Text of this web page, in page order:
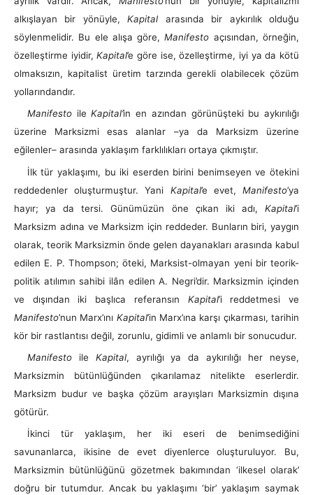
alkışlayan bir yönüyle,Kapital arasında bir aykırılık olduğu
söylenmelidir. Bu ele alışa göre,Manifesto açısından, örneğin,
özelleştirme iyidir,Kapital’e göre ise, özelleştirme, iyi ya da kötü
olmaksızın, kapitalist üretim tarzında gerekli olabilecek çözüm
yollarındandır.
ManifestoileKapital’in en azından görünüşteki bu aykırılığı
üzerine Marksizmi esas alanlar –ya da Marksizm üzerine
eğilenler– arasında yaklaşım farklılıkları ortaya çıkmıştır.
İlk tür yaklaşımı, bu iki eserden birini benimseyen ve ötekini
reddedenler oluşturmuştur. Yani Kapital’e evet,Manifesto’ya
hayır; ya da tersi. Günümüzün öne çıkan iki adı, Kapital’i
Marksizm adına ve Marksizm için reddeder. Bunların biri, yaygın
olarak, teorik Marksizmin önde gelen dayanakları arasında kabul
edilen E. P. Thompson; öteki, Marksist-olmayan yeni bir teorik-
politik atılımın sahibi ilân edilen A. Negri’dir. Marksizmin içinden
ve dışından iki başlıca referansın Kapital’i reddetmesi ve
Manifesto’nun Marx’ını Kapital’in Marx’ına karşı çıkarması, tarihin
kör bir rastlantısı değil, zorunlu, gidimli ve anlamlı bir sonucudur.
Manifestoile Kapital, ayrılığı ya da aykırılığı her neyse,
Marksizmin bütünlüğünden çıkarılamaz nitelikte eserlerdir.
Marksizm budur ve başka çözüm arayışları Marksizmin dışına
götürür.
İkinci tür yaklaşım, her iki eseri de benimsediğini
savunanlarca, ikisine de evet diyenlerce oluşturuluyor. Bu,
Marksizmin bütünlüğünü gözetmek bakımından ‘ilkesel olarak’
doğru bir tutumdur. Ancak bu yaklaşımı ‘bir’ yaklaşım saymak